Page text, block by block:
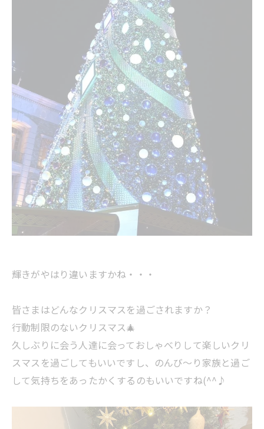
輝きがやはり違いますかね・・・
皆さまはどんなクリスマスを過ごされますか？
行動制限のないクリスマス🎄
久しぶりに会う人達に会っておしゃべりして楽しいクリ
スマスを過ごしてもいいですし、のんび～り家族と過ご
して気持ちをあったかくするのもいいですね(^^♪